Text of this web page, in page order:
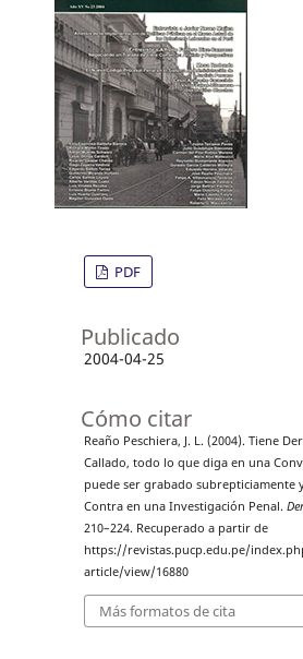
PDF
Publicado
2004-04-25
Cómo citar
Reaño Peschiera, J. L. (2004). Tiene
Callado, todo lo que diga en una
puede ser grabado subrepticiamente
Contra en una Investigación Penal.
210–224. Recuperado a partir de
https://revistas.pucp.edu.pe/
article/view/16880
Más formatos de cita